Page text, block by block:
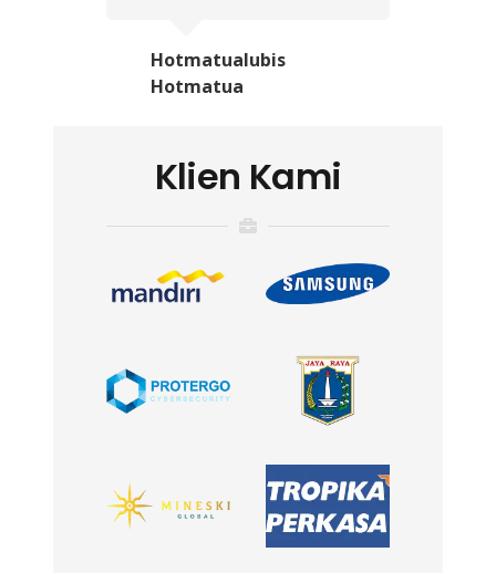
Hotmatualubis
Hotmatua
Klien Kami